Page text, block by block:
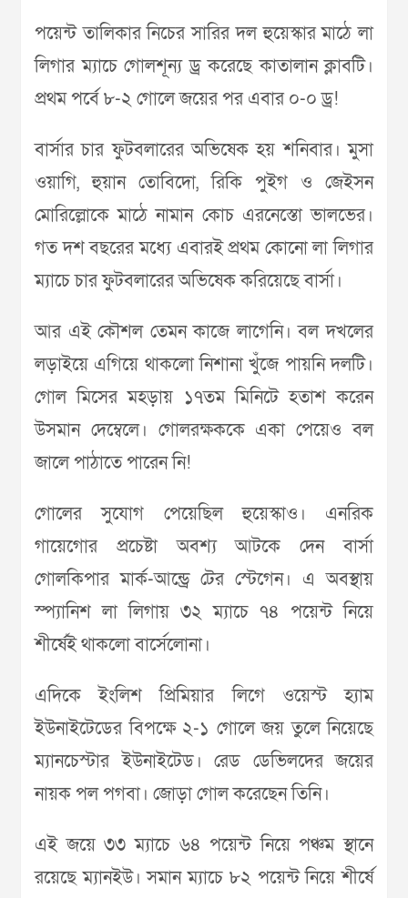
পয়েন্ট তালিকার নিচের সারির দল হুয়েস্কার মাঠে লা
লিগার ম্যাচে গোলশূন্য ড্র করেছে কাতালান ক্লাবটি।
প্রথম পর্বে ৮-২ গোলে জয়ের পর এবার ০-০ ড্র!
বার্সার চার ফুটবলারের অভিষেক হয় শনিবার। মুসা
ওয়াগি, হুয়ান তোবিদো, রিকি পুইগ ও জেইসন
মোরিল্লোকে মাঠে নামান কোচ এরনেস্তো ভালভের।
গত দশ বছরের মধ্যে এবারই প্রথম কোনো লা লিগার
ম্যাচে চার ফুটবলারের অভিষেক করিয়েছে বার্সা।
আর এই কৌশল তেমন কাজে লাগেনি। বল দখলের
লড়াইয়ে এগিয়ে থাকলো নিশানা খুঁজে পায়নি দলটি।
গোল মিসের মহড়ায় ১৭তম মিনিটে হতাশ করেন
উসমান দেম্বেলে। গোলরক্ষককে একা পেয়েও বল
জালে পাঠাতে পারেন নি!
গোলের সুযোগ পেয়েছিল হুয়েস্কাও। এনরিক
গায়েগোর প্রচেষ্টা অবশ্য আটকে দেন বার্সা
গোলকিপার মার্ক-আন্ড্রে টের স্টেগেন। এ অবস্থায়
স্প্যানিশ লা লিগায় ৩২ ম্যাচে ৭৪ পয়েন্ট নিয়ে
শীর্ষেই থাকলো বার্সেলোনা।
এদিকে ইংলিশ প্রিমিয়ার লিগে ওয়েস্ট হ্যাম
ইউনাইটেডের বিপক্ষে ২-১ গোলে জয় তুলে নিয়েছে
ম্যানচেস্টার ইউনাইটেড। রেড ডেভিলদের জয়ের
নায়ক পল পগবা। জোড়া গোল করেছেন তিনি।
এই জয়ে ৩৩ ম্যাচে ৬৪ পয়েন্ট নিয়ে পঞ্চম স্থানে
রয়েছে ম্যানইউ। সমান ম্যাচে ৮২ পয়েন্ট নিয়ে শীর্ষে